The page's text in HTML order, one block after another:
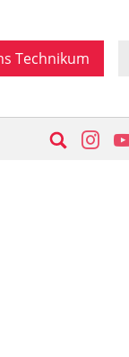
Technikum
Suche